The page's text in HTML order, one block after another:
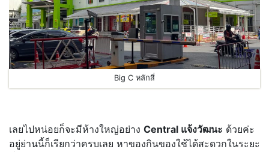
Big C หลักสี่
เลยไปหน่อยก็จะมีห้างใหญ่อย่าง Central แจ้งวัฒนะ ด้วยค่ะ
อยู่ย่านนี้ก็เรียกว่าครบเลย หาของกินของใช้ได้สะดวกในระยะ